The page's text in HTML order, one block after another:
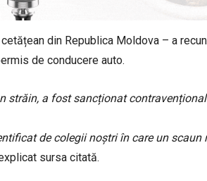
cetățean din Republica Moldova – a
de conducere auto.
străin, a fost sancționat
de colegii noștri în care un
sursa citată.